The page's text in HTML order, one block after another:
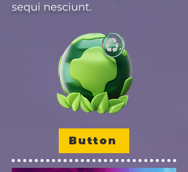
sequi nesciunt.
Button